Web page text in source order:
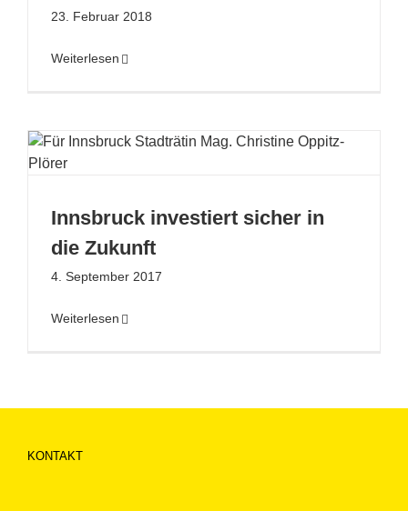
23. Februar 2018
Weiterlesen
Innsbruck investiert sicher in
die Zukunft
4. September 2017
Weiterlesen
KONTAKT